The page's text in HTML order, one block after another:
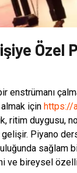
Özel
enstrümanı
için https://
ritim duygusu,
Piyano
sağlam
ve bireysel